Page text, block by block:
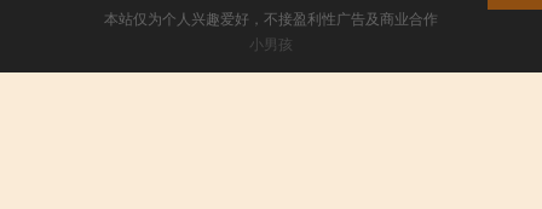
本站仅为个人兴趣爱好，不接盈利性广告及商业合作
小男孩